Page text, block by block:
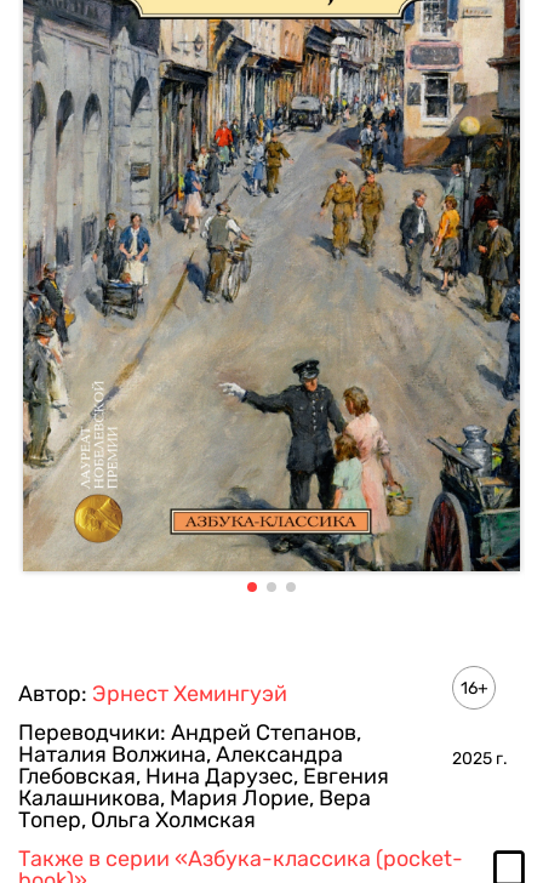
Автор: Эрнест Хемингуэй
Переводчики: Андрей Степанов,
Наталия Волжина,Александра
Глебовская, Нина Дарузес, Евгения
Калашникова, Мария Лорие, Вера
Топер, Ольга Холмская
16+
2025 г.
Также в серии «Азбука-классика (pocket-